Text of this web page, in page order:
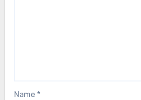
Name *